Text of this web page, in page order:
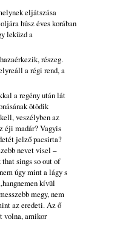
eljátszása
húsz éves korában
leküzd a
részeg.
a régi rend, a
a regény után lát
ötödik
veszélyben az
éji madár? Vagyis
jelző pacsirta?
nevet visel –
sings so out of
úgy mint a lágy s
kívül
megy, nem
az eredeti. Az ő
volna, amikor